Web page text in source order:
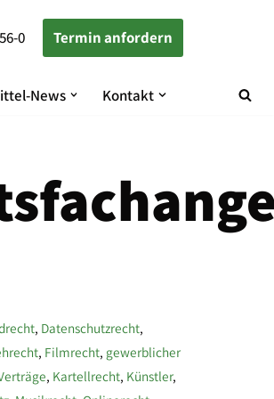
0 Termin anfordern
News Kontakt
, Datenschutzrecht,
, Filmrecht, gewerblicher
, Kartellrecht, Künstler,